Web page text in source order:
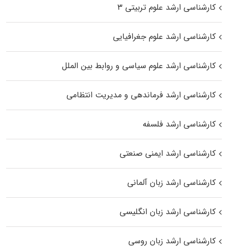
کارشناسی ارشد علوم تربیتی ۳
کارشناسی ارشد علوم جغرافیایی
کارشناسی ارشد علوم سیاسی و روابط بین الملل
کارشناسی ارشد فرماندهی و مدیریت انتظامی
کارشناسی ارشد فلسفه
کارشناسی ارشد ایمنی صنعتی
کارشناسی ارشد زبان آلمانی
کارشناسی ارشد زبان انگلیسی
کارشناسی ارشد زبان روسی